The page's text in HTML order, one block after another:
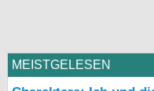
MEISTGELESEN